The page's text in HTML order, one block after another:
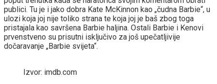
publici. Tu je i jako dobra Kate McKinnon kao „čudna Barbie“, u
ulozi koja joj nije toliko strana te koja joj je baš zbog toga
pristajala kao savršena Barbie haljina. Ostali Barbie i Kenovi
prvenstveno su prisutni isključivo za još upečatljivije
dočaravanje „Barbie svijeta“.
Izvor: imdb.com